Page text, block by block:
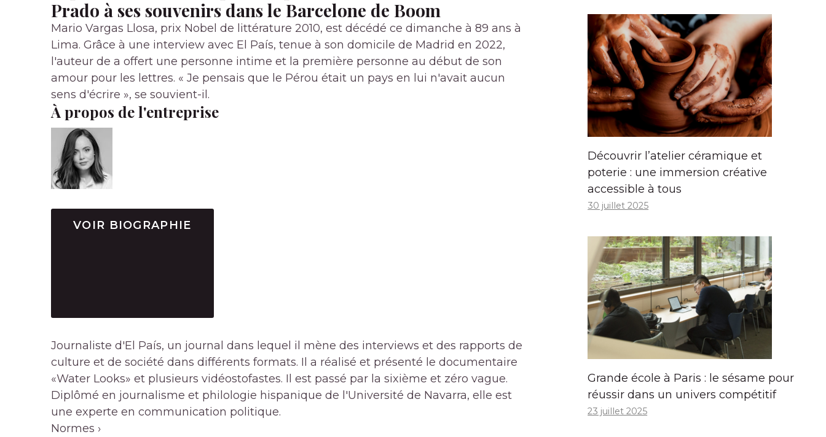
Prado à ses souvenirs dans le Barcelone de Boom
Mario Vargas Llosa, prix Nobel de littérature 2010, est décédé ce dimanche à 89 ans à
Lima. Grâce à une interview avec El País, tenue à son domicile de Madrid en 2022,
l'auteur de a offert une personne intime et la première personne au début de son
amour pour les lettres. « Je pensais que le Pérou était un pays en lui n'avait aucun
sens d'écrire », se souvient-il.
À propos de l'entreprise
VOIR BIOGRAPHIE
Journaliste d'El País, un journal dans lequel il mène des interviews et des rapports de
culture et de société dans différents formats. Il a réalisé et présenté le documentaire
«Water Looks» et plusieurs vidéostofastes. Il est passé par la sixième et zéro vague.
Diplômé en journalisme et philologie hispanique de l'Université de Navarra, elle est
une experte en communication politique.
Normes ›
Découvrir l’atelier céramique et
poterie : une immersion créative
accessible à tous
30 juillet 2025
Grande école à Paris : le sésame pour
réussir dans un univers compétitif
23 juillet 2025